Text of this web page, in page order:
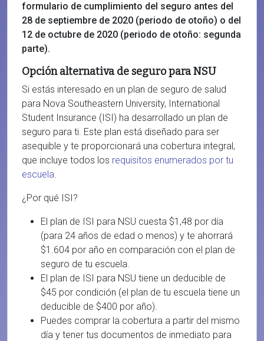
formulario de cumplimiento del seguro antes del
28 de septiembre de 2020 (periodo de otoño) o del
12 de octubre de 2020 (periodo de otoño: segunda
parte).
Opción alternativa de seguro para NSU
Si estás interesado en un plan de seguro de salud
para Nova Southeastern University, International
Student Insurance (ISI) ha desarrollado un plan de
seguro para ti. Este plan está diseñado para ser
asequible y te proporcionará una cobertura integral,
que incluye todos los requisitos enumerados por tu
escuela.
¿Por qué ISI?
El plan de ISI para NSU cuesta $1,48 por día
(para 24 años de edad o menos) y te ahorrará
$1.604 por año en comparación con el plan de
seguro de tu escuela.
El plan de ISI para NSU tiene un deducible de
$45 por condición (el plan de tu escuela tiene un
deducible de $400 por año).
Puedes comprar la cobertura a partir del mismo
día y tener tus documentos de inmediato para